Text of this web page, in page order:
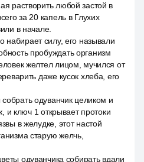
растворить любой застой в
за 20 капель в Глухих
в начале.
набирает силу, его называли
пробуждать организм
желтел лицом, мучился от
даже кусок хлеба, его
одуванчик целиком и
и ключ 1 открывает протоки
в желудке, этот настой
старую желчь,
одуванчика собирать вдали